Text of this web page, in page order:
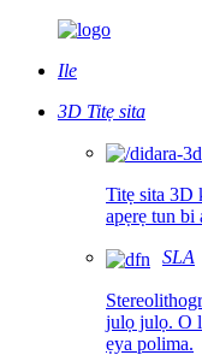
Ile
3D Titẹ sita
Titẹ sita 3D
apẹrẹ tun
SLA
julọ julọ. O
ẹya polima.